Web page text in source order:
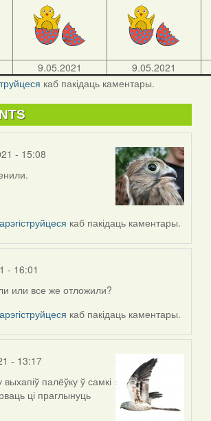
9.05.2021
9.05.2021
каб пакідаць каментары.
- 15:08
каб пакідаць каментары.
- 16:01
или все же отложили?
каб пакідаць каментары.
- 13:17
палёўку ў самкі
ці праглынуць